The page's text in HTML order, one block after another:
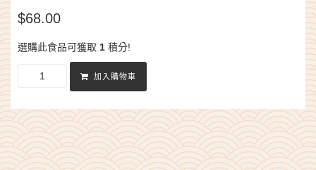
$68.00
選購此食品可獲取 1 積分!
加入購物車